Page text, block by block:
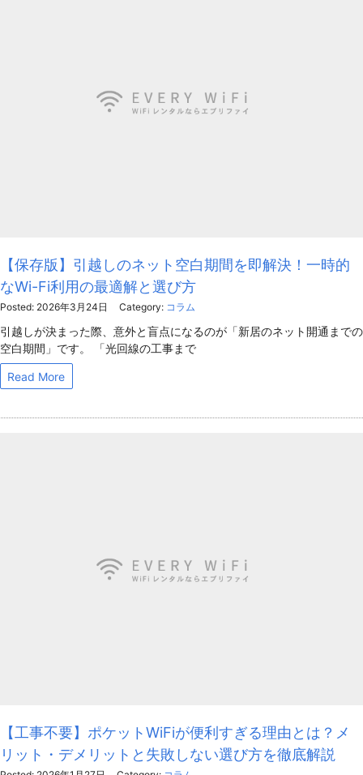
【保存版】引越しのネット空白期間を即解決！一時的
なWi-Fi利用の最適解と選び方
Posted: 2026年3月24日 Category: コラム
引越しが決まった際、意外と盲点になるのが「新居のネット開通までの
空白期間」です。 「光回線の工事まで
Read More
【工事不要】ポケットWiFiが便利すぎる理由とは？メ
リット・デメリットと失敗しない選び方を徹底解説